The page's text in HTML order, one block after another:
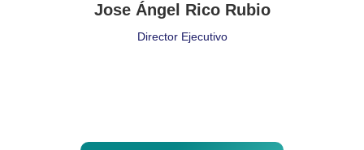
Jose Ángel Rico Rubio
Director Ejecutivo